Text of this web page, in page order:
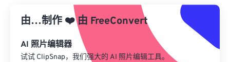
从预设应用
另存为预设
由…制作 ❤️由 FreeConvert
AI 照片编辑器
试试 ClipSnap，我们强大的 AI 照片编辑工具。